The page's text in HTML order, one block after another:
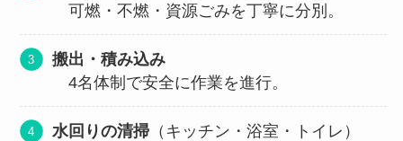
可燃・不燃・資源ごみを丁寧に分別。
搬出・積み込み
4名体制で安全に作業を進行。
水回りの清掃 （キッチン・浴室・トイレ）